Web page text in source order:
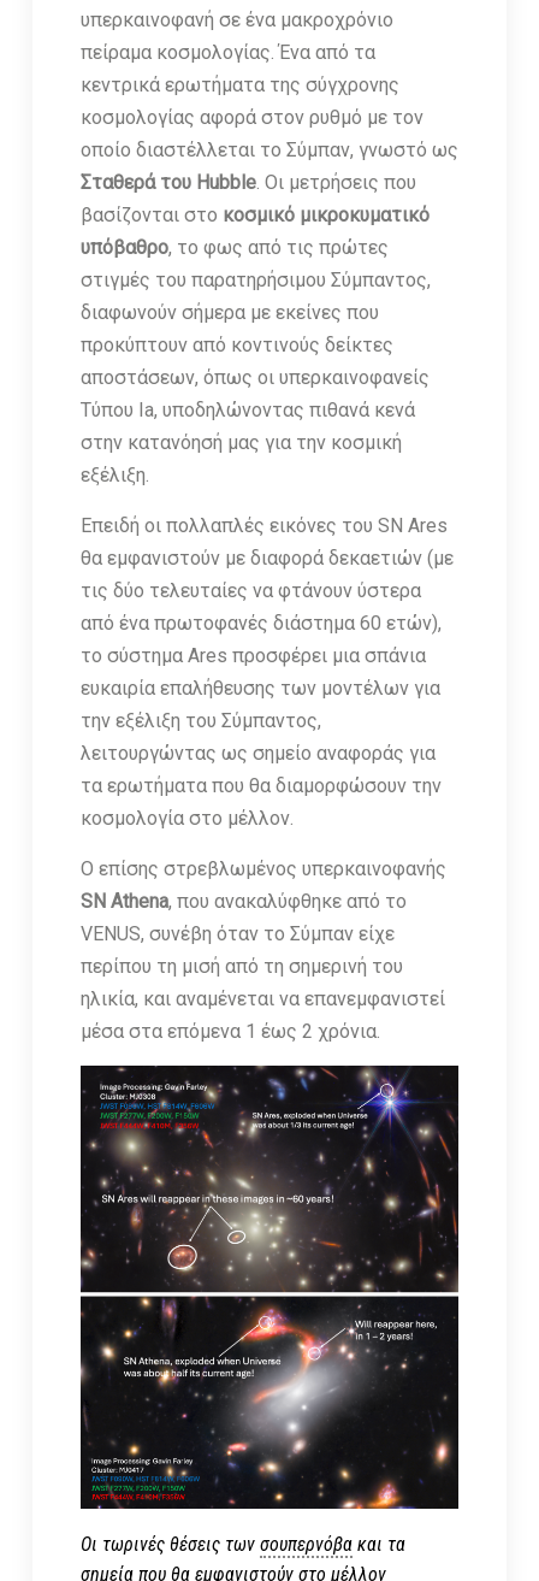
υπερκαινοφανή σε ένα μακροχρόνιο
πείραμα κοσμολογίας. Ένα από τα
κεντρικά ερωτήματα της σύγχρονης
κοσμολογίας αφορά στον ρυθμό με τον
οποίο διαστέλλεται το Σύμπαν, γνωστό ως
Σταθερά του Hubble. Οι μετρήσεις που
βασίζονται στο κοσμικό μικροκυματικό
υπόβαθρο, το φως από τις πρώτες
στιγμές του παρατηρήσιμου Σύμπαντος,
διαφωνούν σήμερα με εκείνες που
προκύπτουν από κοντινούς δείκτες
αποστάσεων, όπως οι υπερκαινοφανείς
Τύπου Ia, υποδηλώνοντας πιθανά κενά
στην κατανόησή μας για την κοσμική
εξέλιξη.
Επειδή οι πολλαπλές εικόνες του SN Ares
θα εμφανιστούν με διαφορά δεκαετιών (με
τις δύο τελευταίες να φτάνουν ύστερα
από ένα πρωτοφανές διάστημα 60 ετών),
το σύστημα Ares προσφέρει μια σπάνια
ευκαιρία επαλήθευσης των μοντέλων για
την εξέλιξη του Σύμπαντος,
λειτουργώντας ως σημείο αναφοράς για
τα ερωτήματα που θα διαμορφώσουν την
κοσμολογία στο μέλλον.
Ο επίσης στρεβλωμένος υπερκαινοφανής
SN Athena, που ανακαλύφθηκε από το
VENUS, συνέβη όταν το Σύμπαν είχε
περίπου τη μισή από τη σημερινή του
ηλικία, και αναμένεται να επανεμφανιστεί
μέσα στα επόμενα 1 έως 2 χρόνια.
Οι τωρινές θέσεις των σουπερνόβακαι τα
σημεία που θα εμφανιστούν στο μέλλον